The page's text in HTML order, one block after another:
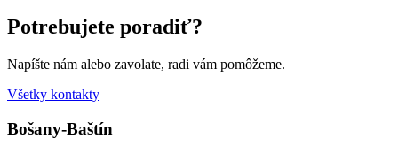
Potrebujete poradiť?
Napíšte nám alebo zavolate, radi vám pomôžeme.
Všetky kontakty
Bošany-Baštín